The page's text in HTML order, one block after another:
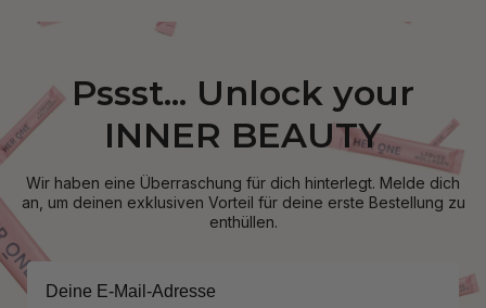
Pssst... Unlock your
INNER BEAUTY
Wir haben eine Überraschung für dich hinterlegt. Melde dich
an, um deinen exklusiven Vorteil für deine erste Bestellung zu
enthüllen.